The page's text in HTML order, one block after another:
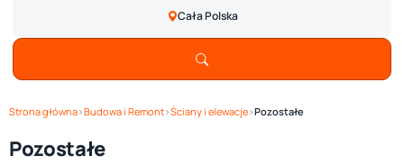
Cała Polska
Strona główna›Budowa i Remont›Ściany i elewacje›Pozostałe
Pozostałe